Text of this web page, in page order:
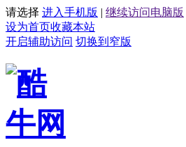
请选择 进入手机版 | 继续访问电脑版
设为首页收藏本站
开启辅助访问 切换到窄版